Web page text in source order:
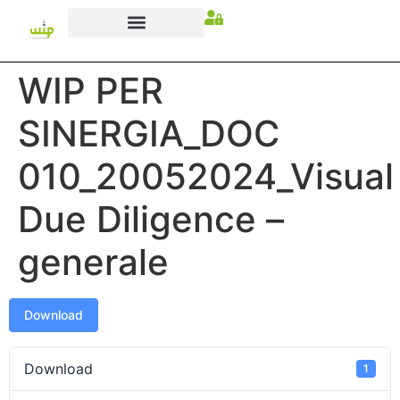
WIP PER
SINERGIA_DOC
010_20052024_Visual
Due Diligence –
generale
Download
Download 1